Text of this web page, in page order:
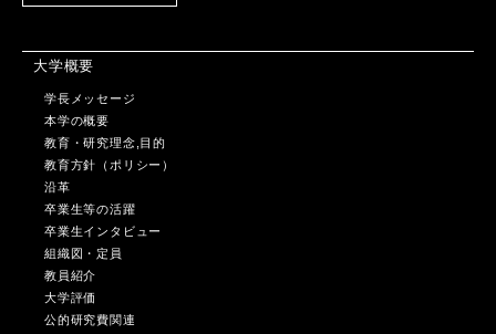
大学概要
学長メッセージ
本学の概要
教育・研究理念,目的
教育方針（ポリシー）
沿革
卒業生等の活躍
卒業生インタビュー
組織図・定員
教員紹介
大学評価
公的研究費関連